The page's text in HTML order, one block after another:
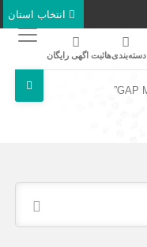
دسته‌بندی‌هاثبت اگهی رایگان